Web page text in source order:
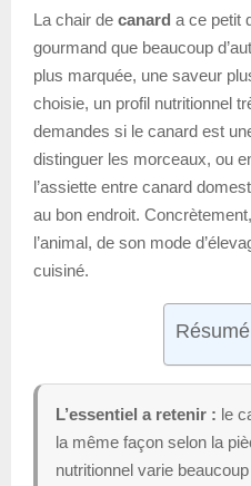
La chair de canard a ce petit
gourmand que beaucoup
plus marquée, une saveur
choisie, un profil nutritionnel
demandes si le canard est
distinguer les morceaux, ou
l’assiette entre canard
au bon endroit.
l’animal, de son mode
cuisiné.
Résumé
L’essentiel a retenir : le
la même façon selon la
nutritionnel varie